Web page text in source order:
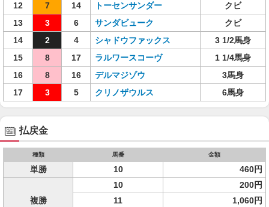
12
7 14 トーセンサンダー
クビ
13
3 6 サンダビューク
クビ
14
2 4 シャドウファックス
3 1/2馬身
15
8 17 ラルワースコーヴ
1 1/4馬身
16
8 16 デルマジゾウ
3馬身
17
3 5 クリノザウルス 6馬身
払戻金
種類 馬番 金額
単勝 10 460円
複勝
10
200円
11
1,060円